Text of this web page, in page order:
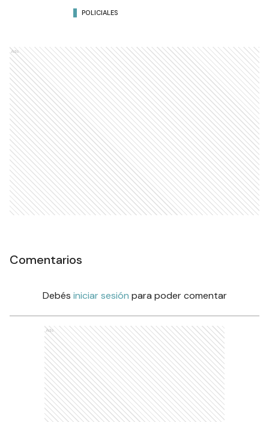
POLICIALES
Ads
Comentarios
Debés iniciar sesión para poder comentar
Ads